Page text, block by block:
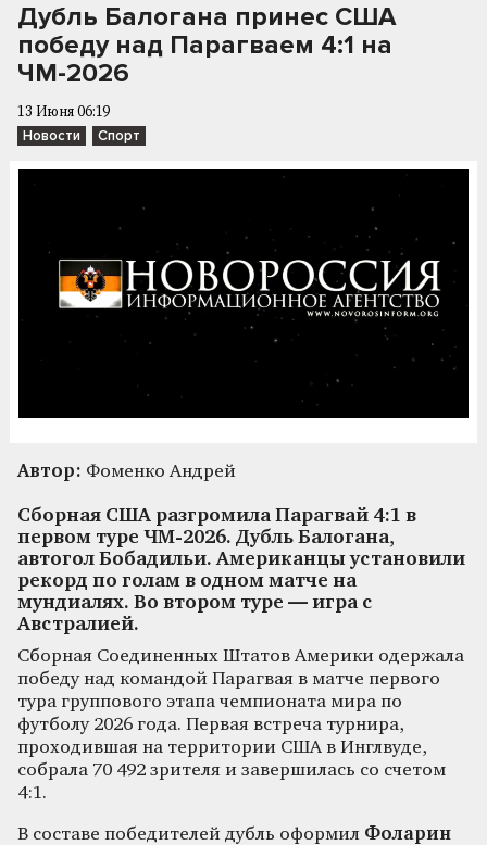
Дубль Балогана принес США
победу над Парагваем 4:1 на
ЧМ-2026
13 Июня 06:19
Новости Спорт
Автор: Фоменко Андрей
Сборная США разгромила Парагвай 4:1 в
первом туре ЧМ-2026. Дубль Балогана,
автогол Бобадильи. Американцы установили
рекорд по голам в одном матче на
мундиалях. Во втором туре — игра с
Австралией.
Сборная Соединенных Штатов Америки одержала
победу над командой Парагвая в матче первого
тура группового этапа чемпионата мира по
футболу 2026 года. Первая встреча турнира,
проходившая на территории США в Инглвуде,
собрала 70 492 зрителя и завершилась со счетом
4:1.
В составе победителей дубль оформил Фоларин